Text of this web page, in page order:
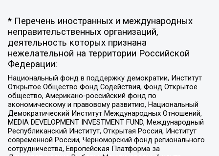
* Перечень иностранных и международных
неправительственных организаций,
деятельность которых признана
нежелательной на территории Российской
Федерации:
Национальный фонд в поддержку демократии, Институт
Открытое Общество Фонд Содействия, Фонд Открытое
общество, Американо-российский фонд по
экономическому и правовому развитию, Национальный
Демократический Институт Международных Отношений,
MEDIA DEVELOPMENT INVESTMENT FUND, Международный
Республиканский Институт, Открытая Россия, Институт
современной России, Черноморский фонд регионального
сотрудничества, Европейская Платформа за